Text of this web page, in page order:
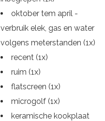
oktober tem april -
verbruik elek, gas en water
volgens meterstanden (1x)
recent (1x)
ruim (1x)
flatscreen (1x)
microgolf (1x)
keramische kookplaat